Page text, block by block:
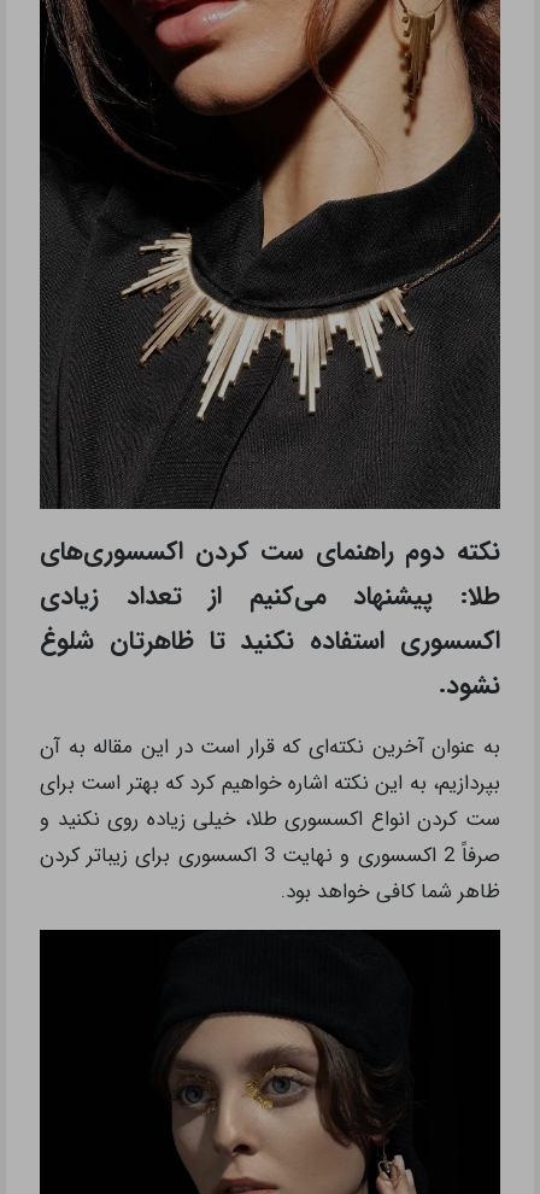
نکته دوم راهنمای ست کردن اکسسوری‌های
طلا: پیشنهاد می‌کنیم از تعداد زیادی
اکسسوری استفاده نکنید تا ظاهرتان شلوغ
نشود.
به عنوان آخرین نکته‌ای که قرار است در این مقاله به آن
بپردازیم، به این نکته اشاره خواهیم کرد که بهتر است برای
ست کردن انواع اکسسوری طلا، خیلی زیاده روی نکنید و
صرفاً 2 اکسسوری و نهایت 3 اکسسوری برای زیباتر کردن
ظاهر شما کافی خواهد بود.